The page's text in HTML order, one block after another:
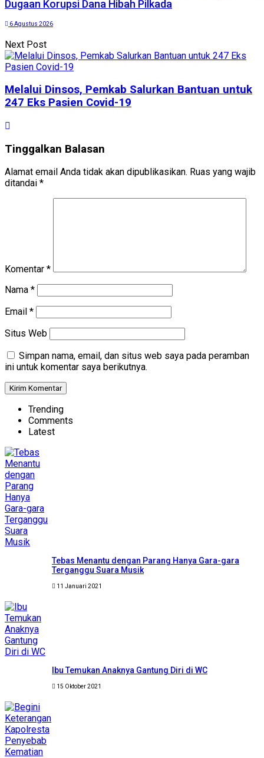
Dugaan Korupsi Dana Hibah Pilkada
6 Agustus 2026
Next Post
Melalui Dinsos, Pemkab Salurkan Bantuan untuk
247 Eks Pasien Covid-19
Tinggalkan Balasan
Alamat email Anda tidak akan dipublikasikan. Ruas yang wajib
ditandai *
Komentar *
Nama *
Email *
Situs Web
Simpan nama, email, dan situs web saya pada peramban
ini untuk komentar saya berikutnya.
Trending
Comments
Latest
Tebas Menantu dengan Parang Hanya Gara-gara
Terganggu Suara Musik
11 Januari 2021
Ibu Temukan Anaknya Gantung Diri di WC
15 Oktober 2021